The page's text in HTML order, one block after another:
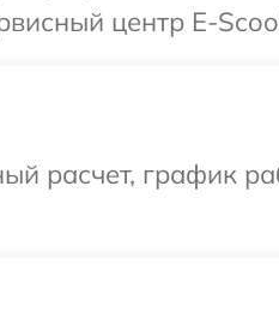
центр E-
расчет, график